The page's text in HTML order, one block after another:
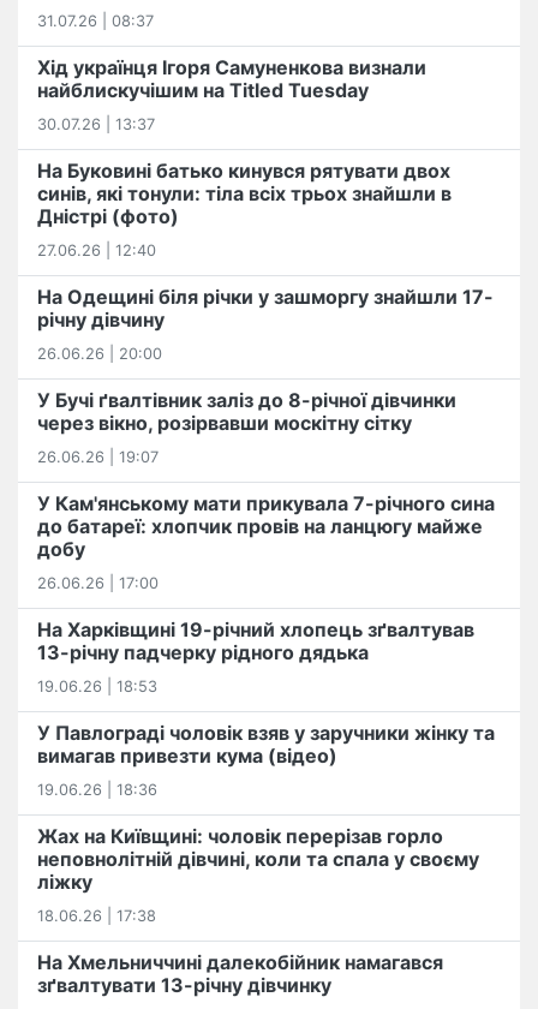
31.07.26 | 08:37
Хід українця Ігоря Самуненкова визнали
найблискучішим на Titled Tuesday
30.07.26 | 13:37
На Буковині батько кинувся рятувати двох
синів, які тонули: тіла всіх трьох знайшли в
Дністрі (фото)
27.06.26 | 12:40
На Одещині біля річки у зашморгу знайшли 17-
річну дівчину
26.06.26 | 20:00
У Бучі ґвалтівник заліз до 8-річної дівчинки
через вікно, розірвавши москітну сітку
26.06.26 | 19:07
У Кам'янському мати прикувала 7-річного сина
до батареї: хлопчик провів на ланцюгу майже
добу
26.06.26 | 17:00
На Харківщині 19-річний хлопець​ ️зґвалтував
13-річну падчерку рідного дядька
19.06.26 | 18:53
У Павлограді чоловік взяв у заручники жінку та
вимагав привезти кума (відео)
19.06.26 | 18:36
Жах на Київщині: чоловік перерізав горло
неповнолітній дівчині, коли та спала у своєму
ліжку
18.06.26 | 17:38
На Хмельниччині далекобійник намагався
зґвалтувати 13-річну дівчинку